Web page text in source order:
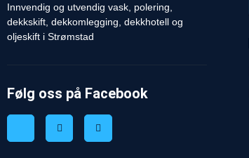
Innvendig og utvendig vask, polering,
dekkskift, dekkomlegging, dekkhotell og
oljeskift i Strømstad
Følg oss på Facebook